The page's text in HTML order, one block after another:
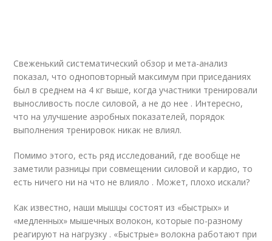
Свеженький систематический обзор и мета-анализ
показал, что одноповторный максимум при приседаниях
был в среднем на 4 кг выше, когда участники тренировали
выносливость после силовой, а не до нее . Интересно,
что на улучшение аэробных показателей, порядок
выполнения тренировок никак не влиял.
Помимо этого, есть ряд исследований, где вообще не
заметили разницы при совмещении силовой и кардио, то
есть ничего ни на что не влияло . Может, плохо искали?
Как известно, наши мышцы состоят из «быстрых» и
«медленных» мышечных волокон, которые по-разному
реагируют на нагрузку . «Быстрые» волокна работают при